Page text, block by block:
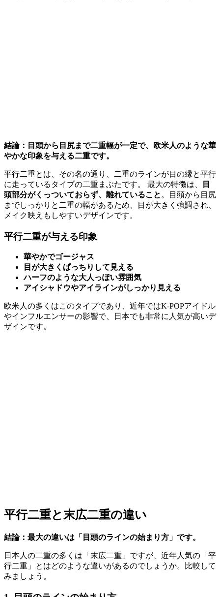
結論：目頭から目尻まで二重幅が一定で、欧米人のような華
やかな印象を与える二重です。
平行二重とは、その名の通り、二重のラインが目の縁と平行
に走っているタイプの二重まぶたです。 最大の特徴は、
目
頭部分がくっついておらず、離れていること 。目頭から目尻
までしっかりと二重の幅があるため、目が大きく強調され、
メイク映えもしやすいデザインです。
平行二重が与える印象
華やかでゴージャス
目が大きくぱっちりして見える
ハーフのような大人っぽい雰囲気
アイシャドウやアイラインがしっかり見える
欧米人の多くはこのタイプであり、近年ではK-POPアイドル
やインフルエンサーの影響で、日本でも非常に人気が高いデ
ザインです。
平行二重と末広二重の違い
結論：最大の違いは「目頭のラインの始まり方」です。
日本人の二重の多くは「末広二重」ですが、近年人気の「平
行二重」とはどのような違いがあるのでしょうか。比較して
みましょう。